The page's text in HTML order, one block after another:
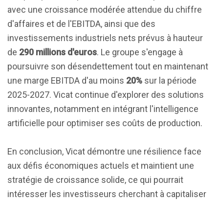
avec une croissance modérée attendue du chiffre
d'affaires et de l'EBITDA, ainsi que des
investissements industriels nets prévus à hauteur
de 290 millions d'euros. Le groupe s'engage à
poursuivre son désendettement tout en maintenant
une marge EBITDA d'au moins 20% sur la période
2025-2027. Vicat continue d'explorer des solutions
innovantes, notamment en intégrant l'intelligence
artificielle pour optimiser ses coûts de production.
En conclusion, Vicat démontre une résilience face
aux défis économiques actuels et maintient une
stratégie de croissance solide, ce qui pourrait
intéresser les investisseurs cherchant à capitaliser